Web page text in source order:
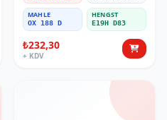
MAHLE
OX 188 D
HENGST
E19H D83
₺232,30
+ KDV